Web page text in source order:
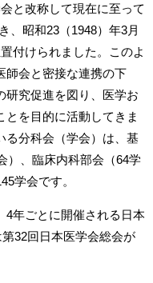
と改称して現在に至って
、昭和23（1948）年3月
付けられました。このよ
師会と密接な連携の下
研究促進を図り、医学お
とを目的に活動してきま
る分科会（学会）は、基
）、臨床内科部会（64学
学会です。
年ごとに開催される日本
32回日本医学会総会が